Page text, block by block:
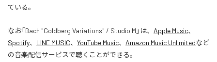
ている。
なお「Bach "Goldberg Variations" / Studio M 」は、 Apple Music、
Spotify、 LINE MUSIC、 YouTube Music、 Amazon Music Unlimitedなど
の音楽配信サービスで聴くことができる。